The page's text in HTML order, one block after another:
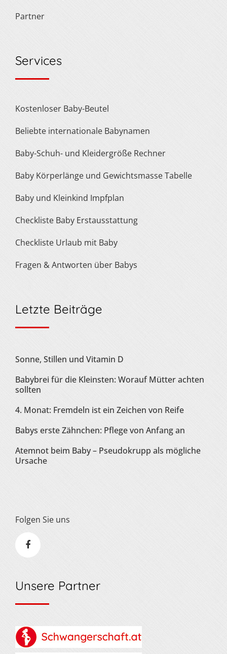
Partner
Services
Kostenloser Baby-Beutel
Beliebte internationale Babynamen
Baby-Schuh- und Kleidergröße Rechner
Baby Körperlänge und Gewichtsmasse Tabelle
Baby und Kleinkind Impfplan
Checkliste Baby Erstausstattung
Checkliste Urlaub mit Baby
Fragen & Antworten über Babys
Letzte Beiträge
Sonne, Stillen und Vitamin D
Babybrei für die Kleinsten: Worauf Mütter achten
sollten
4. Monat: Fremdeln ist ein Zeichen von Reife
Babys erste Zähnchen: Pflege von Anfang an
Atemnot beim Baby – Pseudokrupp als mögliche
Ursache
Folgen Sie uns
Unsere Partner